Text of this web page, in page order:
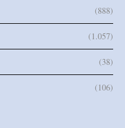
(888)
(1.057)
(38)
(106)